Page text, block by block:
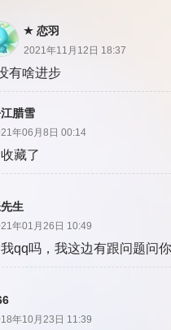
恋羽
2021年11月12日 18:37
有啥进步
腊雪
年06月8日 00:14
藏了
生
年01月26日 10:49
qq吗，我这边有跟问题问
年10月23日 11:39